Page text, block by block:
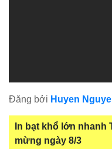
Đăng bởi Huyen
In bạt khổ lớn nhanh
mừng ngày 8/3